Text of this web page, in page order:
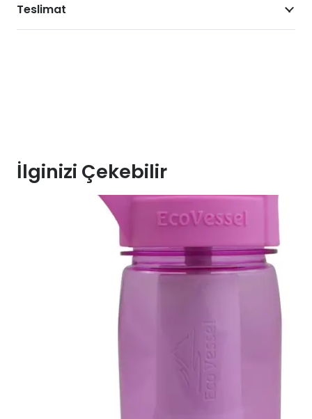
Teslimat
İlginizi Çekebilir